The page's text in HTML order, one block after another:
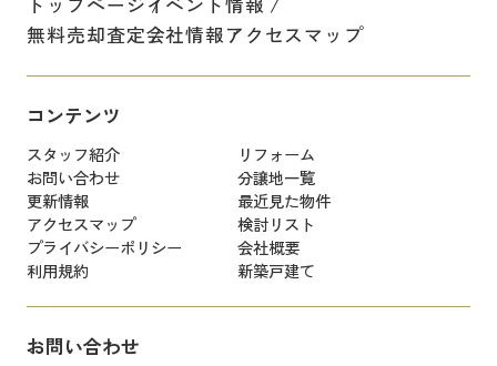
無料売却査定会社情報アクセスマップ
コンテンツ
スタッフ紹介
リフォーム
お問い合わせ
分譲地一覧
更新情報
最近見た物件
アクセスマップ
検討リスト
プライバシーポリシー
会社概要
利用規約
新築戸建て
お問い合わせ